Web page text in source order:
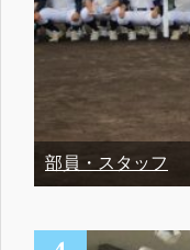
部員・スタッフ